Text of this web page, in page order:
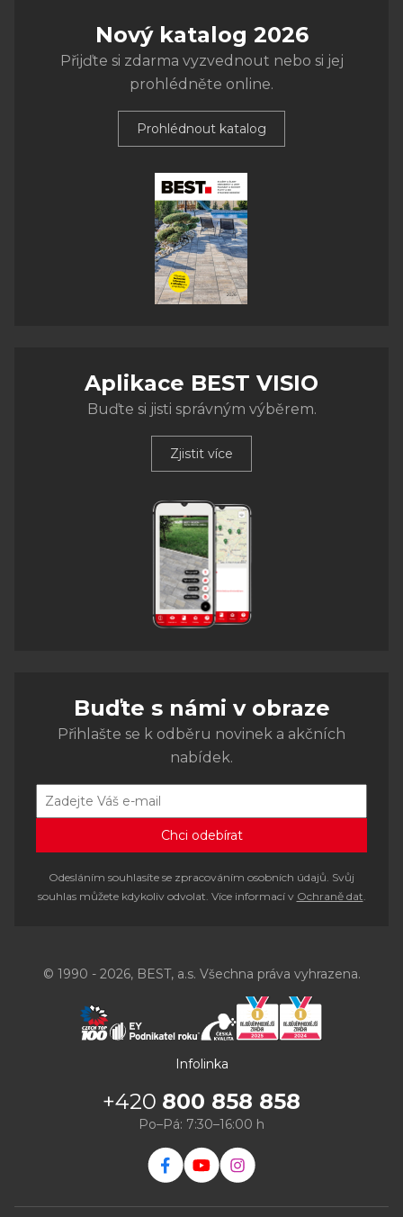
Nový katalog 2026
Přijďte si zdarma vyzvednout nebo si jej
prohlédněte online.
Prohlédnout katalog
Aplikace BEST VISIO
Buďte si jisti správným výběrem.
Zjistit více
Buďte s námi v obraze
Přihlašte se k odběru novinek a akčních
nabídek.
Odesláním souhlasíte se zpracováním osobních údajů. Svůj
souhlas můžete kdykoliv odvolat. Více informací v Ochraně dat.
© 1990 - 2026, BEST, a.s. Všechna práva vyhrazena.
Infolinka
+420 800 858 858
Po–Pá: 7:30–16:00 h